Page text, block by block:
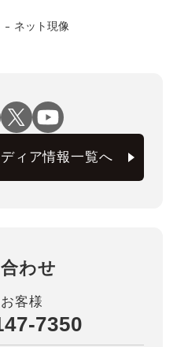
ネット現像
ィア情報一覧へ
わせ
客様
7350